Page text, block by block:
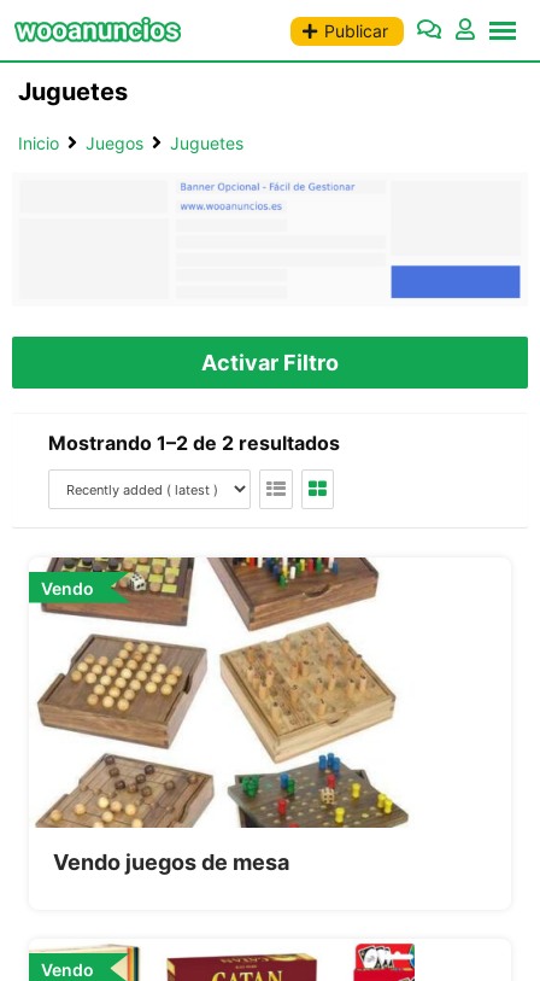
Saltar
contenido
Publicar
Juguetes
Inicio Juegos Juguetes
Activar Filtro
Mostrando 1–2 de 2 resultados
Vendo
Vendo juegos de mesa
Vendo